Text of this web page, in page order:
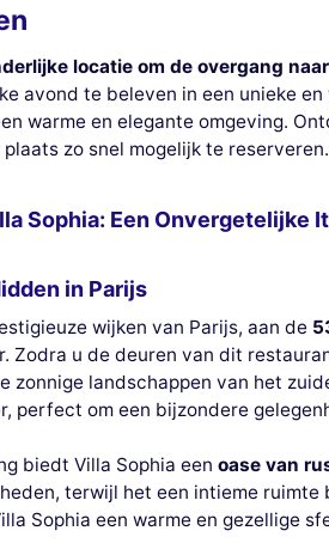
locatie om de overgang
avond te beleven in een unieke
warme en elegante omgeving.
zo snel mogelijk te reserveren.
Sophia: Een Onvergetelijke
in Parijs
wijken van Parijs, aan de
Zodra u de deuren van dit
zonnige landschappen van het
perfect om een bijzondere
biedt Villa Sophia een oase van
terwijl het een intieme
Sophia een warme en gezellige